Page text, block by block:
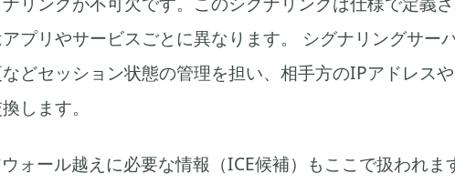
プリやサービスごとに異なります。 シグナリングサー
どセッション状態の管理を担い、相手方のIPアドレス
します。
ォール越えに必要な情報（ICE候補）もここで扱われま